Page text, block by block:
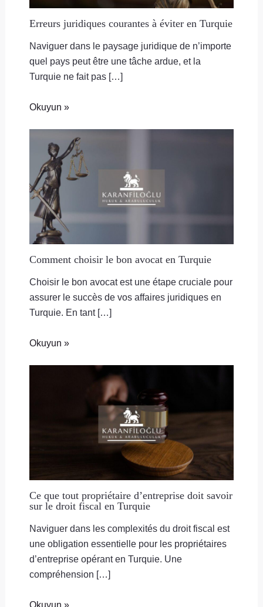
Erreurs juridiques courantes à éviter en Turquie
Naviguer dans le paysage juridique de n’importe
quel pays peut être une tâche ardue, et la
Turquie ne fait pas […]
Okuyun »
Comment choisir le bon avocat en Turquie
Choisir le bon avocat est une étape cruciale pour
assurer le succès de vos affaires juridiques en
Turquie. En tant […]
Okuyun »
Ce que tout propriétaire d’entreprise doit savoir
sur le droit fiscal en Turquie
Naviguer dans les complexités du droit fiscal est
une obligation essentielle pour les propriétaires
d’entreprise opérant en Turquie. Une
compréhension […]
Okuyun »